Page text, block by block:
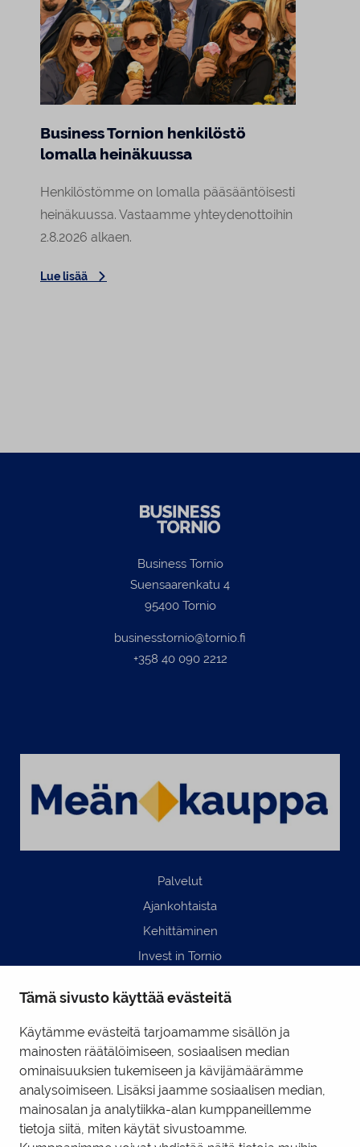
Tämä sivusto käyttää evästeitä
Käytämme evästeitä tarjoamamme sisällön ja
mainosten räätälöimiseen, sosiaalisen median
ominaisuuksien tukemiseen ja kävijämäärämme
analysoimiseen. Lisäksi jaamme sosiaalisen median,
mainosalan ja analytiikka-alan kumppaneillemme
tietoja siitä, miten käytät sivustoamme.
Business Tornion henkilöstö
lomalla heinäkuussa
Henkilöstömme on lomalla pääsääntöisesti
heinäkuussa. Vastaamme yhteydenottoihin
2.8.2026 alkaen.
Lue lisää
Business Tornio
Suensaarenkatu 4
95400 Tornio
businesstornio@tornio.fi
+358 40 090 2212
Palvelut
Ajankohtaista
Kehittäminen
Invest in Tornio
Yhteystiedot
Hyödyllisiä linkkejä
Business Tornio Facebook
Business Tornio LinkedIn